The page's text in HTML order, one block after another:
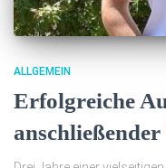
ALLGEMEIN
Erfolgreiche